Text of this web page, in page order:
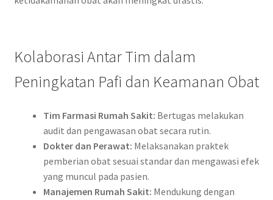
Kolaborasi Antar Tim dalam
Peningkatan Pafi dan Keamanan Obat
Tim Farmasi Rumah Sakit: Bertugas melakukan
audit dan pengawasan obat secara rutin.
Dokter dan Perawat: Melaksanakan praktek
pemberian obat sesuai standar dan mengawasi efek
yang muncul pada pasien.
Manajemen Rumah Sakit: Mendukung dengan